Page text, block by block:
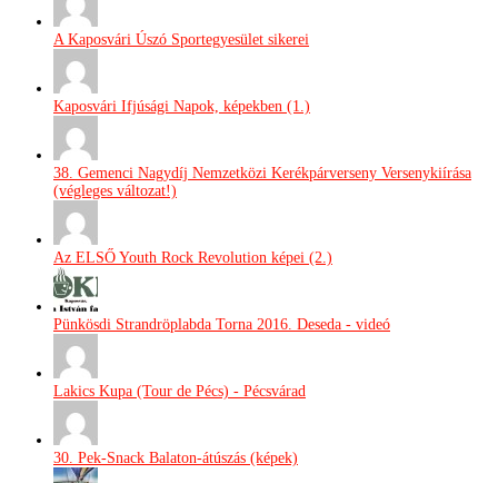
A Kaposvári Úszó Sportegyesület sikerei
Kaposvári Ifjúsági Napok, képekben (1.)
38. Gemenci Nagydíj Nemzetközi Kerékpárverseny Versenykiírása
(végleges változat!)
Az ELSŐ Youth Rock Revolution képei (2.)
Pünkösdi Strandröplabda Torna 2016. Deseda - videó
Lakics Kupa (Tour de Pécs) - Pécsvárad
30. Pek-Snack Balaton-átúszás (képek)